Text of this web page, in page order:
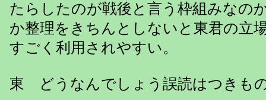
たらしたのが戦後と言う枠組みなの
か整理をきちんとしないと東君の立
すごく利用されやすい。
東 どうなんでしょう誤読はつきも